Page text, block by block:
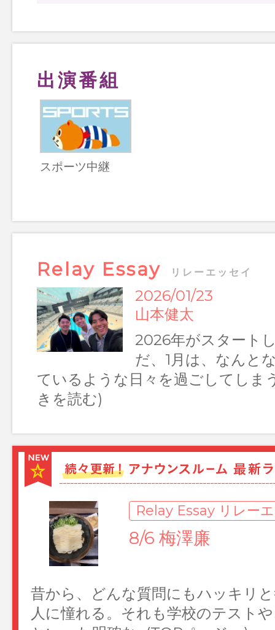
出演番組
スポーツ中継
Relay Essay リレーエッセイ
2026/01/23
山本健太
2026年がスタート
だ、1月は、なんと
ているような日々を過ごしてしま
きを読む)
Relay Essay リレーエッセイ
7/22 岩﨑陽
夏を前に私は26回目の誕生日を迎
会人2年目で…(TOPページへ)
Relay Essay リレー
8/6 梅澤廉
昔から、どんな質問にもハッキリ
人に憧れる。それも学校のテスト